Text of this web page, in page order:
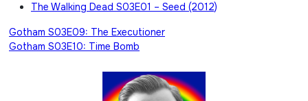
The Walking Dead S03E01 – Seed (2012)
Beitragsnavigation
Gotham S03E09: The Executioner
Gotham S03E10: Time Bomb